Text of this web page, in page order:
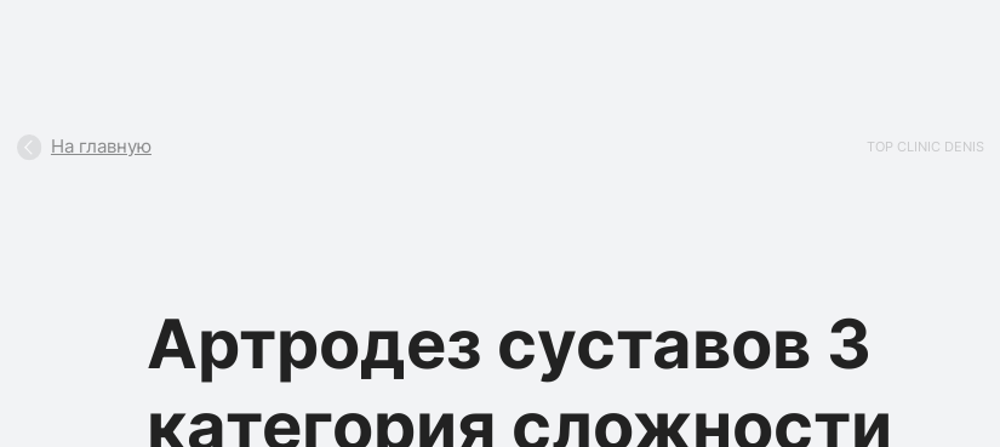
На главную TOP CLINIC DENIS
Артродез суставов 3
категория сложности